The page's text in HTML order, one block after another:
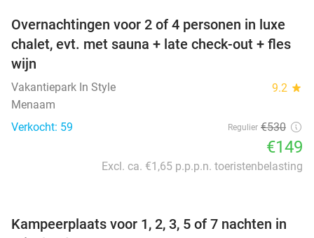
Overnachtingen voor 2 of 4 personen in luxe
chalet, evt. met sauna + late check-out + fles
wijn
Vakantiepark In Style 9.2 star
Menaam
Verkocht: 59
Regulier €530
€149
Excl. ca. €1,65 p.p.p.n. toeristenbelasting
Kampeerplaats voor 1, 2, 3, 5 of 7 nachten in